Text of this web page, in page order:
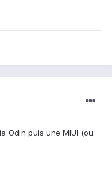
Odin puis une MIUI (ou